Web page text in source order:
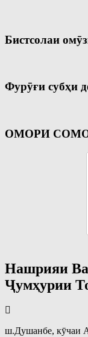
Бистсолаи
Фурӯғи субҳи
ОМОРИ
Нашрияи
Ҷумҳурии
ш.Душанбе, кӯчаи